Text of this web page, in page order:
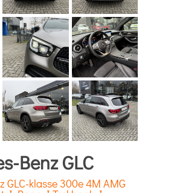
Benz GLC
GLC-klasse 300e 4M AMG